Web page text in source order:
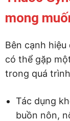
mong
Bên cạnh hiệu
có thể gặp
trong quá
Tác dụng
buồn nôn,